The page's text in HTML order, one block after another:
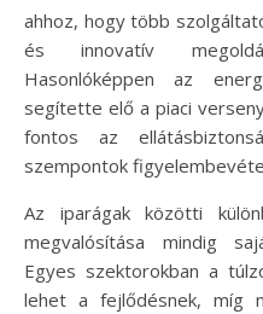
ahhoz, hogy több
és innovatív
Hasonlóképpen az
segítette elő a piaci
fontos az
szempontok
Az iparágak közötti
megvalósítása mindig
Egyes szektorokban a
lehet a fejlődésnek, míg